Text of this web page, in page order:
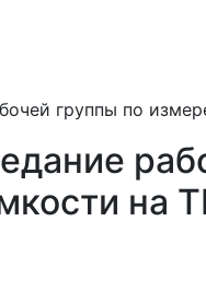
группы по
на